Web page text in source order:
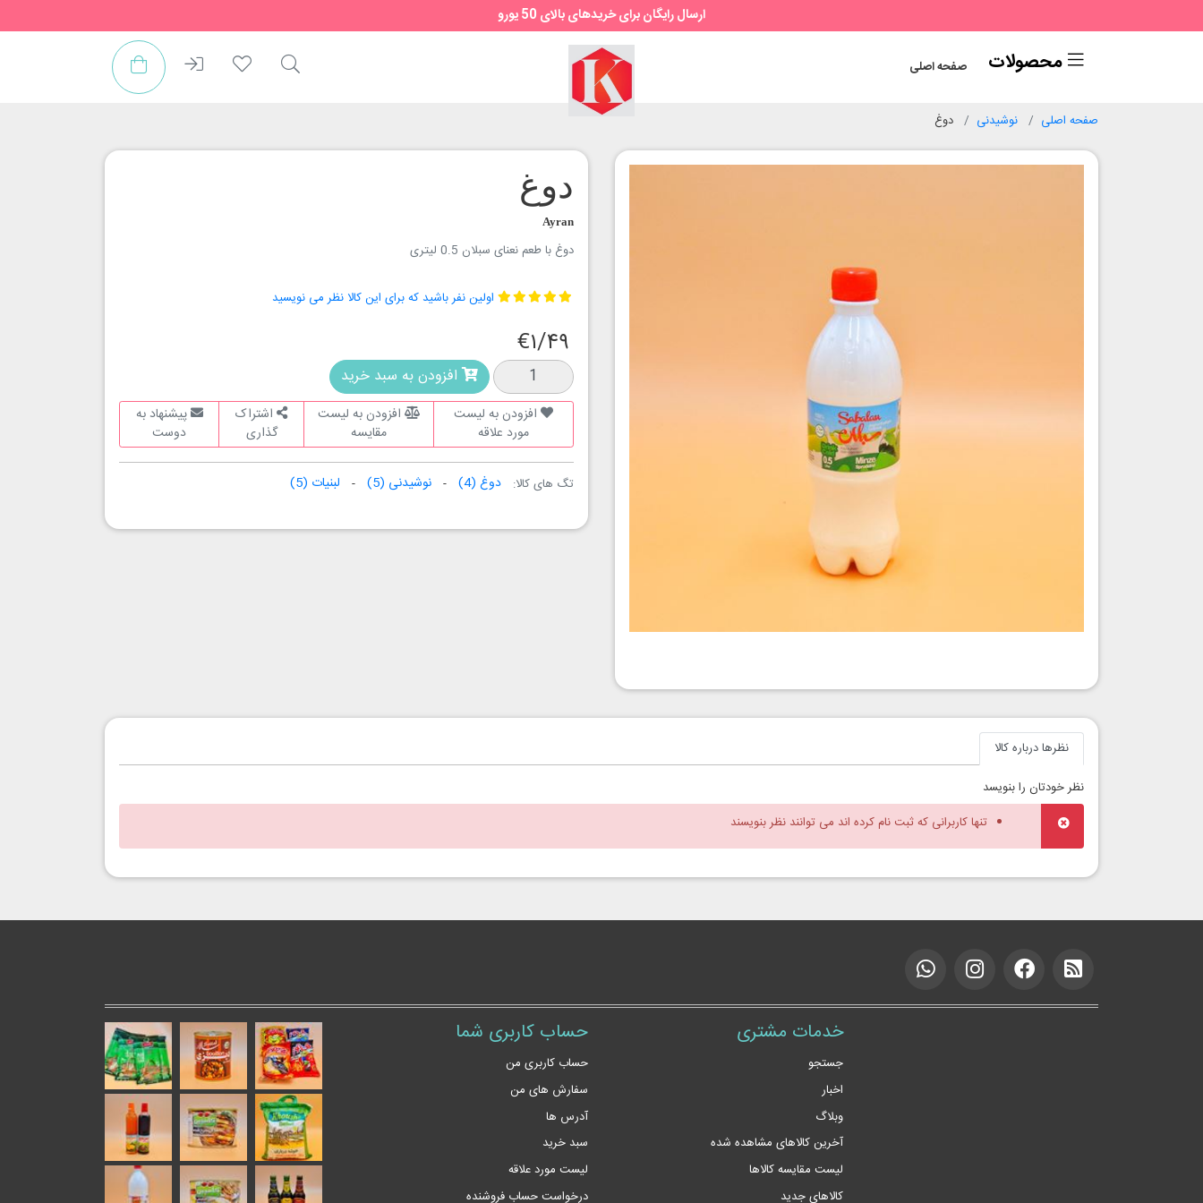
ارسال رایگان برای خریدهای بالای 50 یورو
محصولات صفحه اصلی
صفحه اصلی
نوشیدنی دوغ
دوغ
Ayran
دوغ با طعم نعنای سبلان 0.5 لیتری
اولین نفر باشید که برای این کالا نظر می نویسید
€۱/۴۹
افزودن به سبد خرید
افزودن به لیست
مورد علاقه
افزودن به لیست
مقایسه
اشتراک
گذاری
پیشنهاد به
دوست
تگ های کالا: دوغ (4) نوشیدنی (5) لبنیات (5)
نظرها درباره کالا
نظر خودتان را بنویسد
تنها کاربرانی که ثبت نام کرده اند می توانند نظر بنویسند
خدمات مشتری
جستجو
اخبار
وبلاگ
آخرین کالاهای مشاهده شده
لیست مقایسه کالاها
کالاهای جدید
حساب کاربری شما
حساب کاربری من
سفارش های من‎
آدرس ها
سبد خرید
لیست مورد علاقه
درخواست حساب فروشنده